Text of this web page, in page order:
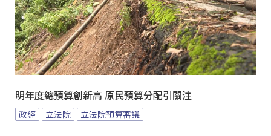
明年度總預算創新高 原民預算分配引關注
政經 立法院 立法院預算審議